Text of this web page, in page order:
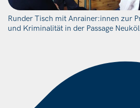
Runder Tisch mit Anrainer:innen zur
und Kriminalität in der Passage